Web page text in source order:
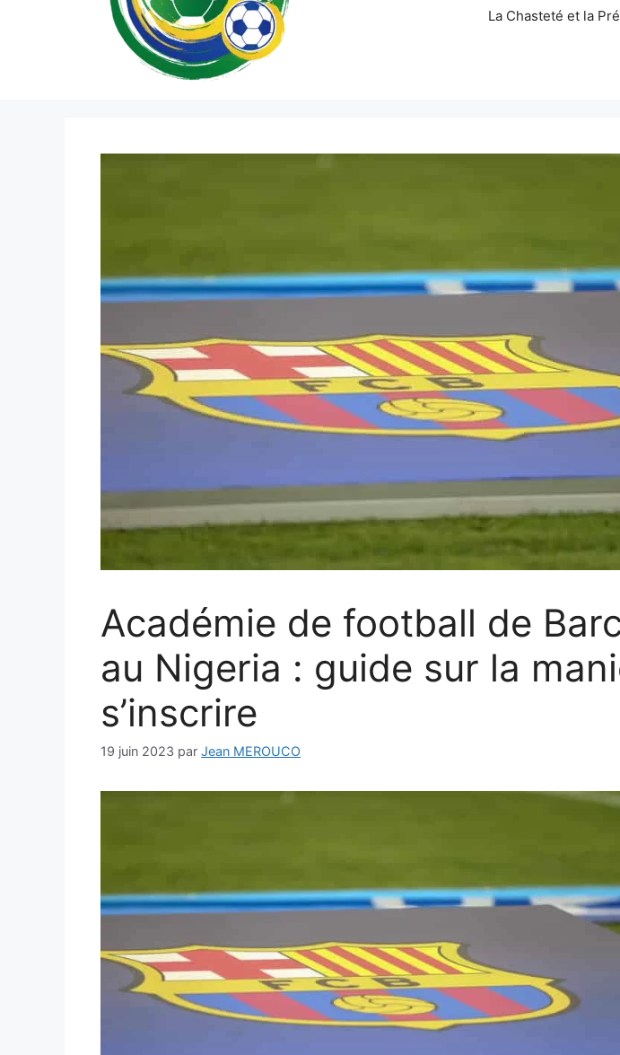
La Chasteté et la
Académie de football de
au Nigeria : guide sur la
s’inscrire
19 juin 2023 par Jean MEROUCO